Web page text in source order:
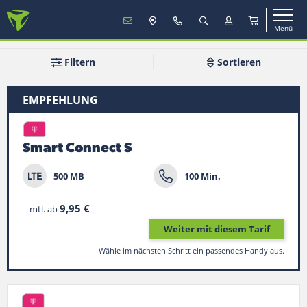
Menü
Mobilfunk
TV & Internet
Mein Konto
Filtern Sortieren
EMPFEHLUNG
Smart Connect S
500 MB 100 Min.
mtl. ab9,95 €
Weiter mit diesem Tarif
Wähle im nächsten Schritt ein passendes Handy aus.